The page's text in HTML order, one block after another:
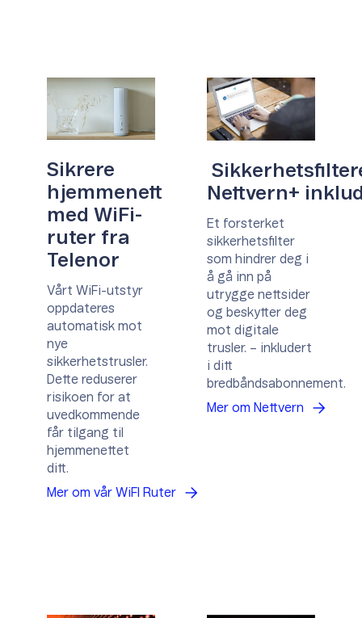
Sikrere
hjemmenett
med WiFi-
ruter fra
Telenor
Vårt WiFi-utstyr
oppdateres
automatisk mot
nye
sikkerhetstrusler.
Dette reduserer
risikoen for at
uvedkommende
får tilgang til
hjemmenettet
ditt.
Mer om vår WiFI Ruter
Nettvern+
Et forsterket
sikkerhetsfilter
som hindrer deg i
å gå inn på
utrygge nettsider
og beskytter deg
mot digitale
trusler.​ – inkludert
i ditt
bredbåndsabonnement.
Mer om Nettvern